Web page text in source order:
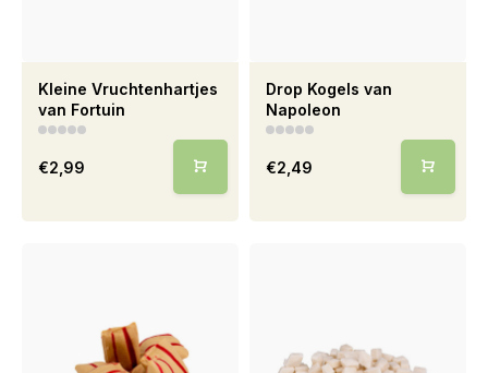
Kleine Vruchtenhartjes
van Fortuin
€2,99
Drop Kogels van
Napoleon
€2,49